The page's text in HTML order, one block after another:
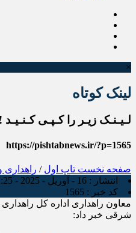
×
لینک کوتاه
لـیـنـک زیـر را کـپـی کـنـیـد !
https://pishtabnews.ir/?p=1565
صفحه نخست تاپ اول /
انتشار : 16 - آوریل - 2025 - 11:25
کد خبر : 1565
معاون راهداری اداره کل
شرقی خبر داد: